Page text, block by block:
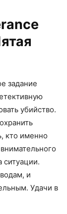
задание
убийство.
кто именно
ситуации.
и
Удачи в